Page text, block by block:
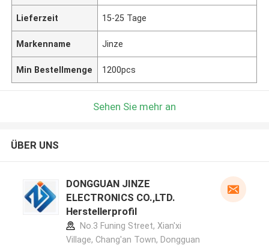
Lieferzeit 15-25 Tage
Markenname Jinze
Min Bestellmenge 1200pcs
Sehen Sie mehr an
ÜBER UNS
DONGGUAN JINZE
ELECTRONICS CO.,LTD.
Herstellerprofil
No.3 Funing Street, Xian'xi
Village, Chang'an Town, Dongguan